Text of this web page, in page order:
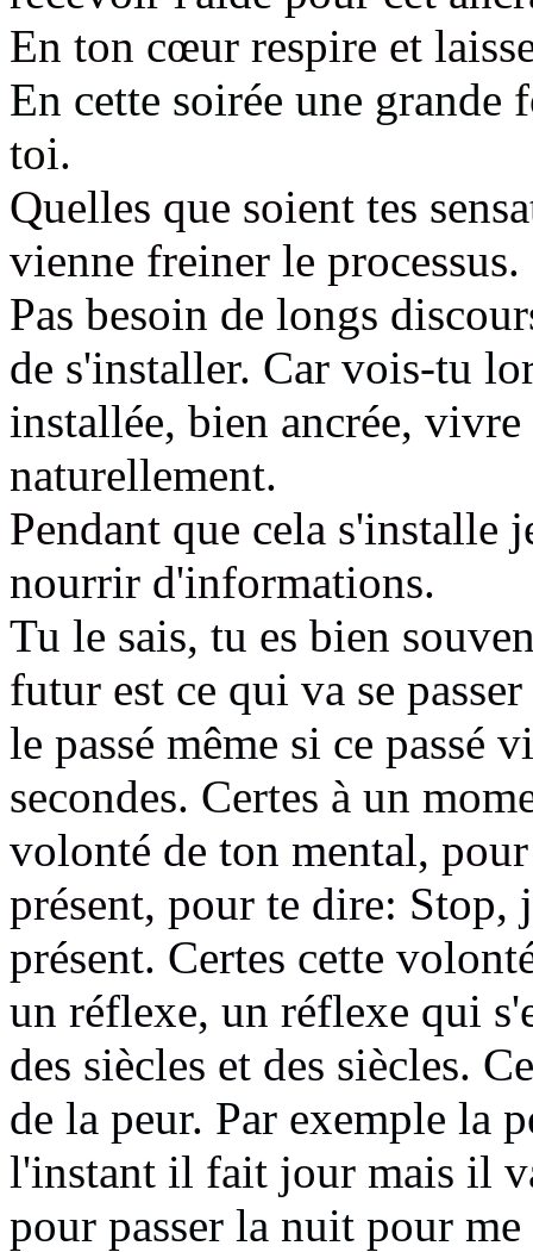
En ton cœur respire et
En cette soirée une grande
toi.
Quelles que soient tes
vienne freiner le
Pas besoin de longs
de s'installer. Car vois-tu
installée, bien ancrée, vivre
naturellement.
Pendant que cela s'installe
nourrir d'informations.
Tu le sais, tu es bien
futur est ce qui va se
le passé même si ce passé
secondes. Certes à un
volonté de ton mental,
présent, pour te dire: Stop,
présent. Certes cette
un réflexe, un réflexe qui
des siècles et des siècles.
de la peur. Par exemple la
l'instant il fait jour mais il
pour passer la nuit pour